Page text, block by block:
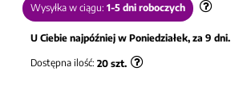
Wysyłka w ciągu: 1-5 dni roboczych
U Ciebie najpóźniej w Poniedziałek, za 9 dni.
Dostępna ilość: 20 szt.